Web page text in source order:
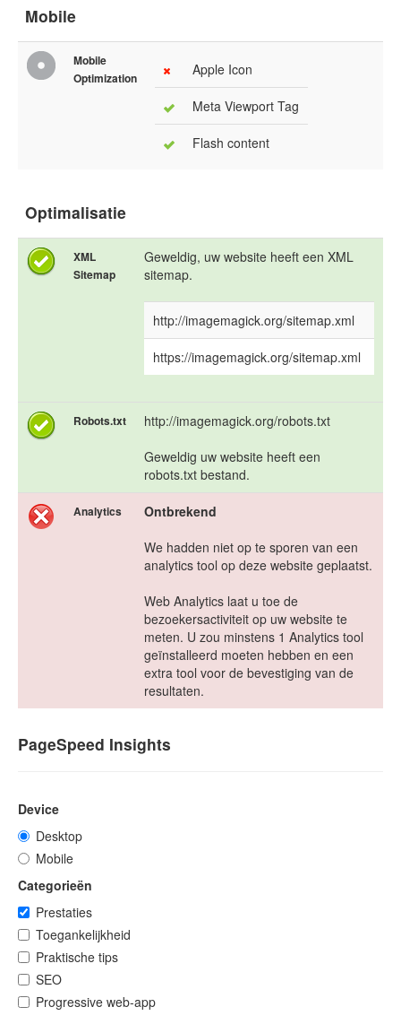
Mobile
Mobile
Optimization
Apple Icon
Meta Viewport Tag
Flash content
Optimalisatie
XML
Sitemap
Geweldig, uw website heeft een XML
sitemap.
http://imagemagick.org/sitemap.xml
https://imagemagick.org/sitemap.xml
Robots.txt
http://imagemagick.org/robots.txt
Geweldig uw website heeft een
robots.txt bestand.
Analytics
Ontbrekend
We hadden niet op te sporen van een
analytics tool op deze website geplaatst.
Web Analytics laat u toe de
bezoekersactiviteit op uw website te
meten. U zou minstens 1 Analytics tool
geïnstalleerd moeten hebben en een
extra tool voor de bevestiging van de
resultaten.
PageSpeed Insights
Device
Desktop
Mobile
Categorieën
Prestaties
Toegankelijkheid
Praktische tips
SEO
Progressive web-app